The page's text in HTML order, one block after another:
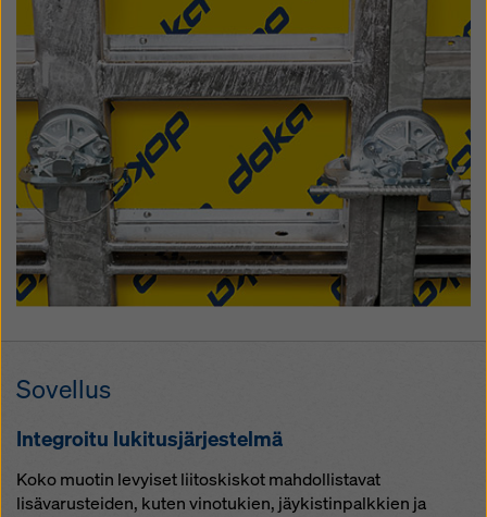
So­vel­lus
In­teg­roi­tu lu­ki­tus­jär­jes­tel­mä
Koko muotin levyiset liitoskiskot mahdollistavat
lisävarusteiden, kuten vinotukien, jäykistinpalkkien ja